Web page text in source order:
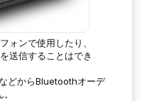
ンで使用したり、
送信することはでき
どからBluetoothオーデ
。